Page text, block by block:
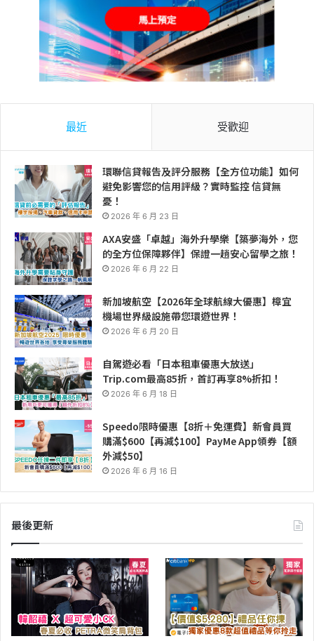
最近 受歡迎
環聯信貸報告及評分服務【全方位功能】如何
避免影響您的信用評級？實時監控 信貸無
憂！
2026 年 6 月 23 日
AXA安盛「卓越」海外升學樂【築夢海外，您
的全方位保障夥伴】保證一趟安心留學之旅！
2026 年 6 月 22 日
新加坡航空【2026年全球航線大優惠】樟宜
機場世界級設施帶您環遊世界！
2026 年 6 月 20 日
自駕遊必看「日本租車優惠大放送」
Trip.com最高85折，首訂再享8%折扣！
2026 年 6 月 18 日
Speedo限時優惠【8折＋免運費】新會員買
購滿$600【再減$100】PayMe App領券【額
外減$50】
2026 年 6 月 16 日
最後更新